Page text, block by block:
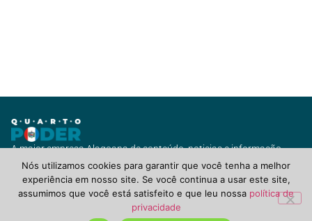
A maior empresa Alagoana de conteúdo, noticias e informação
com vários canais de jornalismo e diversas soluções para você ou
seu negócio.
QuartoPoderAlagoas.com.br ©2021 Todos Direitos Reservados.
Nós utilizamos cookies para garantir que você tenha a melhor
experiência em nosso site. Se você continua a usar este site,
assumimos que você está satisfeito e que leu nossa política de
privacidade